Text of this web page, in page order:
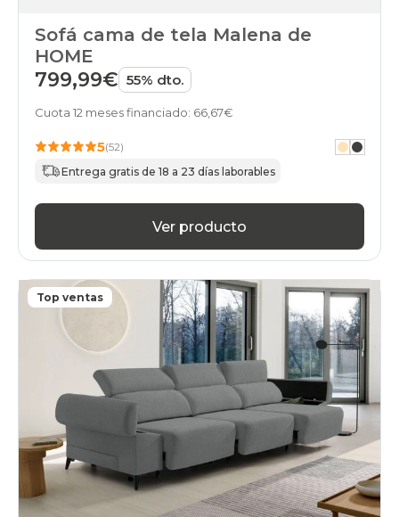
Sofá cama de tela Malena de
HOME
799,99€ 55% dto.
Cuota 12 meses financiado: 66,67€
5(52)
Entrega gratis de 18 a 23 días laborables
Ver producto
Top ventas